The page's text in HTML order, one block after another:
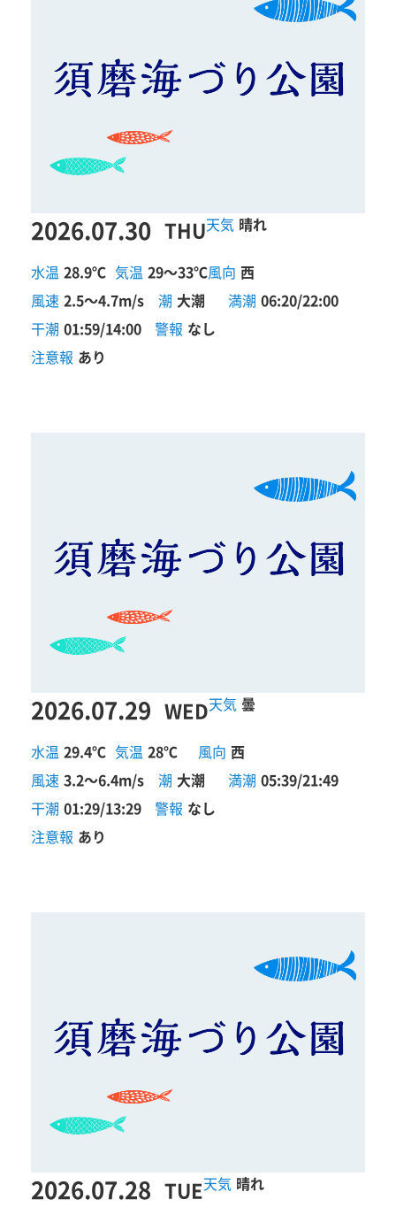
2026.07.30 THU 晴れ
水温 28.9℃ 気温 29～33℃風向 西
風速 2.5～4.7m/s 潮 大潮 満潮 06:20/22:00
干潮 01:59/14:00 警報 なし
注意報 あり
2026.07.29 WED 曇
水温 29.4℃ 気温 28℃ 風向 西
風速 3.2～6.4m/s 潮 大潮 満潮 05:39/21:49
干潮 01:29/13:29 警報 なし
注意報 あり
2026.07.28 TUE 晴れ